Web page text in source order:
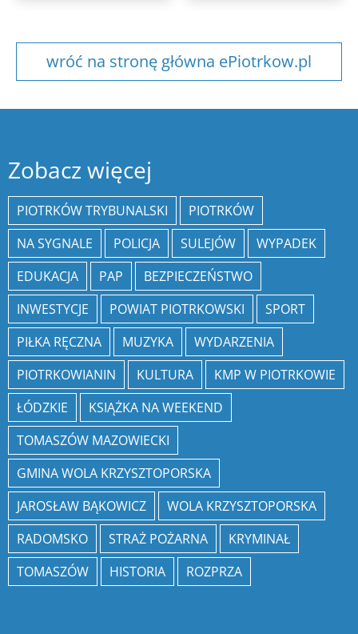
wróć na stronę główna ePiotrkow.pl
Zobacz więcej
PIOTRKÓW TRYBUNALSKI
PIOTRKÓW
NA SYGNALE
POLICJA SULEJÓW
WYPADEK
EDUKACJA
PAP
BEZPIECZEŃSTWO
INWESTYCJE
POWIAT PIOTRKOWSKI
SPORT
PIŁKA RĘCZNA
MUZYKA
WYDARZENIA
PIOTRKOWIANIN
KULTURA
KMP W PIOTRKOWIE
ŁÓDZKIE
KSIĄŻKA NA WEEKEND
TOMASZÓW MAZOWIECKI
GMINA WOLA KRZYSZTOPORSKA
JAROSŁAW BĄKOWICZ
WOLA KRZYSZTOPORSKA
RADOMSKO
STRAŻ POŻARNA
KRYMINAŁ
TOMASZÓW
HISTORIA ROZPRZA